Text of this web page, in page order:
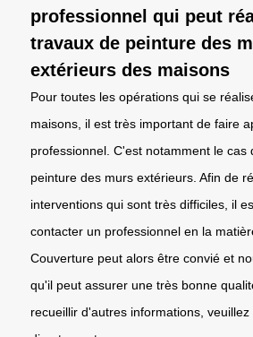
professionnel qui peut
travaux de peinture des
extérieurs des maisons
Pour toutes les opérations qui se
maisons, il est très important de faire
professionnel. C'est notamment le cas
peinture des murs extérieurs. Afin de
interventions qui sont très difficiles, il
contacter un professionnel en la
Couverture peut alors être convié et
qu'il peut assurer une très bonne
recueillir d'autres informations,